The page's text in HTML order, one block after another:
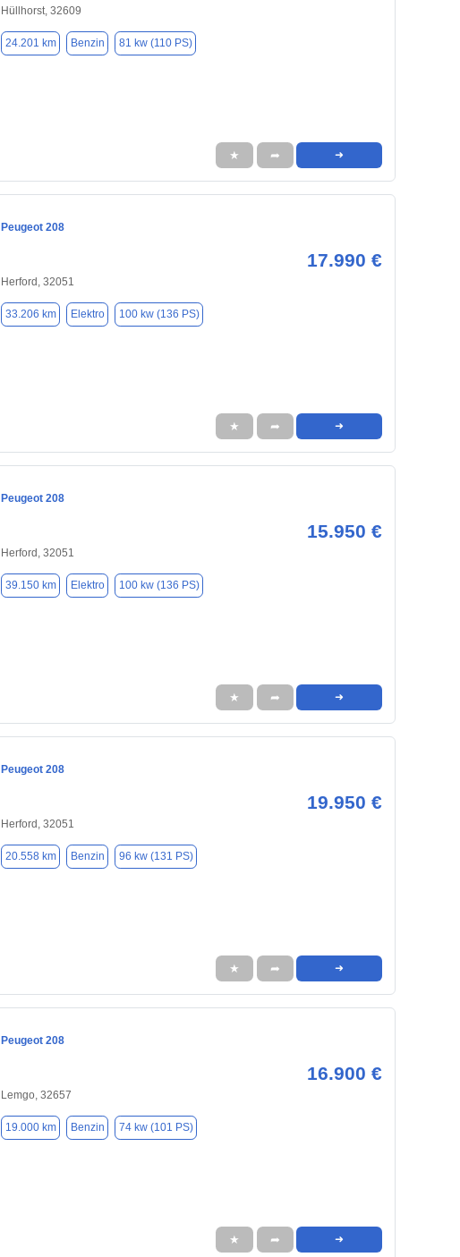
Hüllhorst, 32609
24.201 km Benzin 81 kw (110 PS)
★ ➦ ➜
Peugeot 208
17.990 €
Herford, 32051
33.206 km Elektro 100 kw (136 PS)
★ ➦ ➜
Peugeot 208
15.950 €
Herford, 32051
39.150 km Elektro 100 kw (136 PS)
★ ➦ ➜
Peugeot 208
19.950 €
Herford, 32051
20.558 km Benzin 96 kw (131 PS)
★ ➦ ➜
Peugeot 208
16.900 €
Lemgo, 32657
19.000 km Benzin 74 kw (101 PS)
★ ➦ ➜